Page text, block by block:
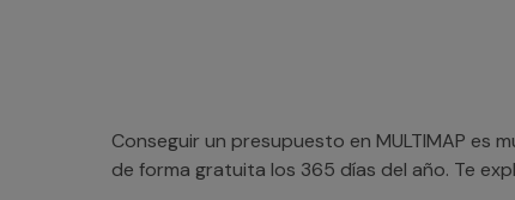
Conseguir un presupuesto en MULTIMAP es
de forma gratuita los 365 días del año. Te